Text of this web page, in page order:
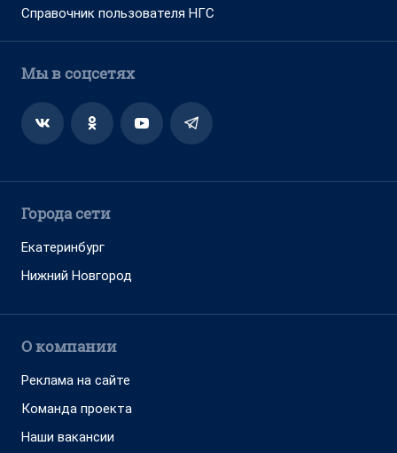
Справочник пользователя НГС
Мы в соцсетях
Города сети
Екатеринбург
Нижний Новгород
О компании
Реклама на сайте
Команда проекта
Наши вакансии